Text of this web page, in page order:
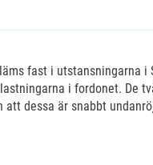
fast i utstansningarna i
i fordonet. De
dessa är snabbt